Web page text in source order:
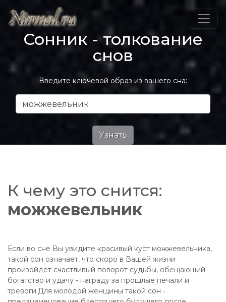
Сонник - толкование
снов
Введите ключевой образ из вашего сна:
К чему это снится:
можжевельник
Если во сне Вы увидите красивый куст можжевельника,
такой сон означает, что скоро в Вашей жизни
произойдет счастливый поворот судьбы, обещающий
богатство и удачу - награду за прошлые печали и
тревоги.Для молодой женщины такой сон -